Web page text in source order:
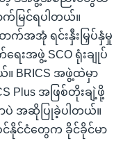
မြင်ရပါတယ်။
က်အအုံ ရင်းနှီးမြှပ်နှံမှု
ေးအဖွဲ့ SCO ရုံးချုပ်
BRICS အဖွဲ့ထဲမှာ
Plus အဖြစ်တိုးချဲ့ဖို့
အဆိုပြုခဲ့ပါတယ်။
နိုင်ငံတွေက ခိုင်ခိုင်မာ